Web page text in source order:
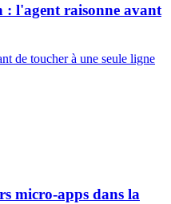
: l'agent raisonne avant
de toucher à une seule ligne
micro-apps dans la